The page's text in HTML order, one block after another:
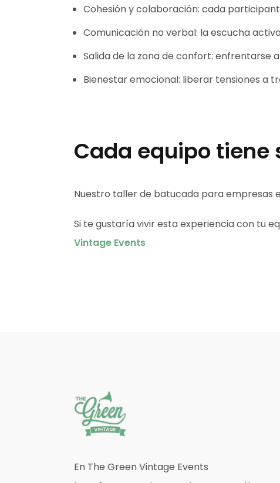
Cohesión y colaboración: cada
Comunicación no verbal: la escucha
Salida de la zona de confort: enfrentarse
Bienestar emocional: liberar tensiones a
Cada equipo tiene
Nuestro taller de batucada para empresas
Si te gustaría vivir esta experiencia con tu
Vintage Events
En The Green Vintage Events